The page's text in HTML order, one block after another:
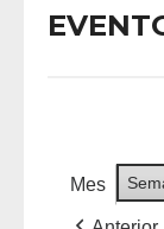
Mes